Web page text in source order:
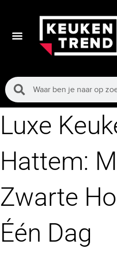
Luxe
Hattem:
Zwarte
Één Dag